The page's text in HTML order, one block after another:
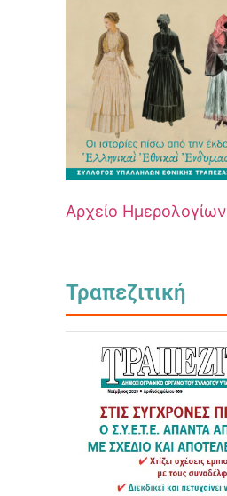
Αρχείο Ημερολογίων
Τραπεζιτική